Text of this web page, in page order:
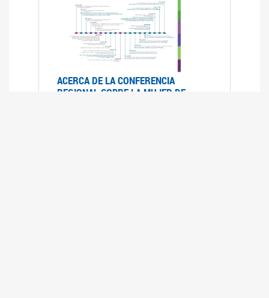
ACERCA DE LA CONFERENCIA
REGIONAL SOBRE LA MUJER DE